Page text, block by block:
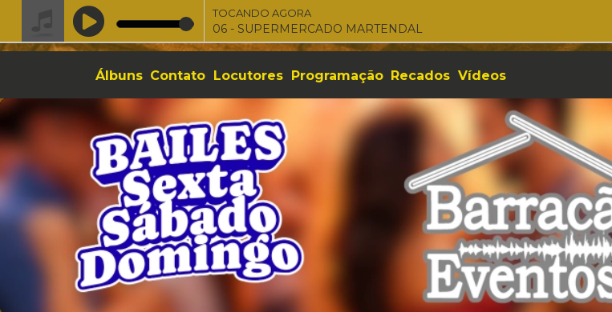
TOCANDO AGORA
06 - SUPERMERCADO MARTENDAL
Álbuns Contato Locutores Programação Recados Vídeos